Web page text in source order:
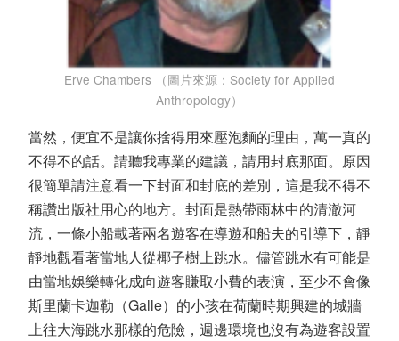
Erve Chambers （圖片來源：Society for Applied
Anthropology）
當然，便宜不是讓你捨得用來壓泡麵的理由，萬一真的
不得不的話。請聽我專業的建議，請用封底那面。原因
很簡單請注意看一下封面和封底的差別，這是我不得不
稱讚出版社用心的地方。封面是熱帶雨林中的清澈河
流，一條小船載著兩名遊客在導遊和船夫的引導下，靜
靜地觀看著當地人從椰子樹上跳水。儘管跳水有可能是
由當地娛樂轉化成向遊客賺取小費的表演，至少不會像
斯里蘭卡迦勒（Galle）的小孩在荷蘭時期興建的城牆
上往大海跳水那樣的危險，週邊環境也沒有為遊客設置